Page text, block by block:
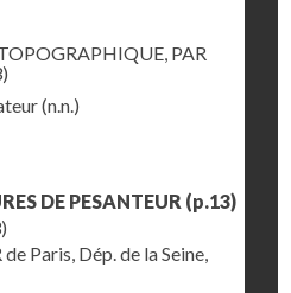
PAR
(n.n.)
DE PESANTEUR (p.13)
Paris, Dép. de la Seine,